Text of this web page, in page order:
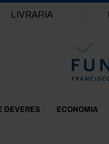
LIVRARIA
DEVERES ECONOMIA